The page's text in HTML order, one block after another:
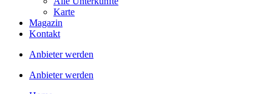
Karte
Magazin
Kontakt
Anbieter werden
Anbieter werden